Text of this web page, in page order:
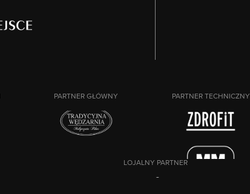
PARTNER GŁÓWNY PARTNER TECHNICZNY
LOJALNY PARTNER